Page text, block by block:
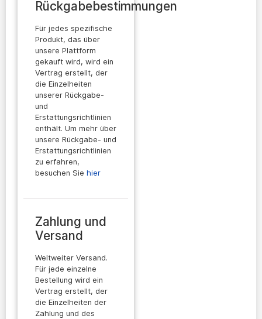
Rückgabebestimmungen
Für jedes spezifische
Produkt, das über
unsere Plattform
gekauft wird, wird ein
Vertrag erstellt, der
die Einzelheiten
unserer Rückgabe-
und
Erstattungsrichtlinien
enthält. Um mehr über
unsere Rückgabe- und
Erstattungsrichtlinien
zu erfahren,
besuchen Sie hier
Zahlung und
Versand
Weltweiter Versand.
Für jede einzelne
Bestellung wird ein
Vertrag erstellt, der
die Einzelheiten der
Zahlung und des